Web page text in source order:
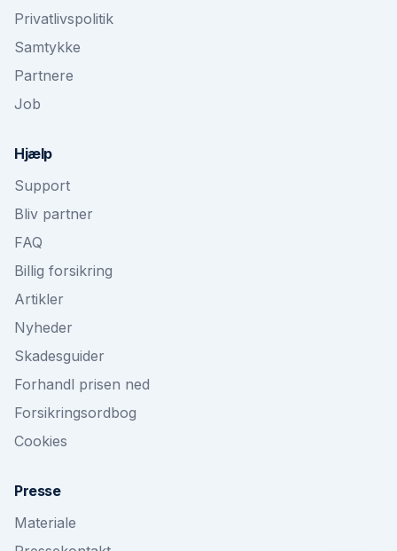
Privatlivspolitik
Samtykke
Partnere
Job
Hjælp
Support
Bliv partner
FAQ
Billig forsikring
Artikler
Nyheder
Skadesguider
Forhandl prisen ned
Forsikringsordbog
Cookies
Presse
Materiale